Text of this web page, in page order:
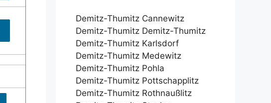
Demitz-Thumitz Cannewitz
Demitz-Thumitz Demitz-Thumitz
Demitz-Thumitz Karlsdorf
Demitz-Thumitz Medewitz
Demitz-Thumitz Pohla
Demitz-Thumitz Pottschapplitz
Demitz-Thumitz Rothnaußlitz